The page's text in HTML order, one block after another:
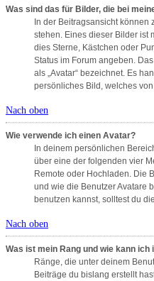
Was sind das für Bilder, die bei
In der Beitragsansicht
stehen. Eines dieser Bilder ist
dies Sterne, Kästchen oder
Status im Forum angeben.
als „Avatar“ bezeichnet. Es
persönliches Bild, welches
Nach oben
Wie verwende ich einen Avatar?
In deinem persönlichen
über eine der folgenden vier
Remote oder Hochladen. Die
und wie die Benutzer Avatare
benutzen kannst, solltest du
Nach oben
Was ist mein Rang und wie kann ich
Ränge, die unter deinem
Beiträge du bislang erstellt